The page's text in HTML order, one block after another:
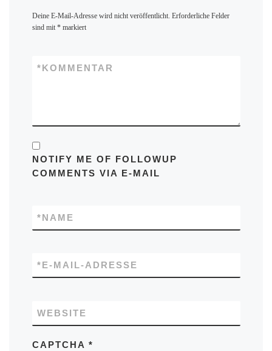
Deine E-Mail-Adresse wird nicht veröffentlicht. Erforderliche Felder
sind mit *markiert
KOMMENTAR
*
NOTIFY ME OF FOLLOWUP
COMMENTS VIA E-MAIL
NAME
*
E-MAIL-ADRESSE
*
WEBSITE
CAPTCHA *